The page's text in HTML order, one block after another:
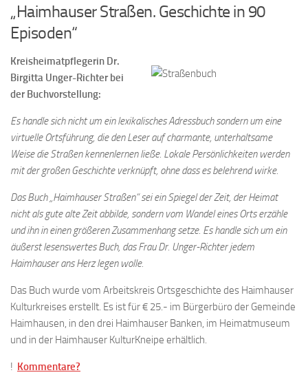
„Haimhauser Straßen. Geschichte in 90
Episoden“
Kreisheimatpflegerin Dr.
Birgitta Unger-Richter bei
der Buchvorstellung:
Es handle sich nicht um ein lexikalisches Adressbuch sondern um eine
virtuelle Ortsführung, die den Leser auf charmante, unterhaltsame
Weise die Straßen kennenlernen ließe. Lokale Persönlichkeiten werden
mit der großen Geschichte verknüpft, ohne dass es belehrend wirke.
Das Buch „Haimhauser Straßen“ sei ein Spiegel der Zeit, der Heimat
nicht als gute alte Zeit abbilde, sondern vom Wandel eines Orts erzähle
und ihn in einen größeren Zusammenhang setze. Es handle sich um ein
äußerst lesenswertes Buch, das Frau Dr. Unger-Richter jedem
Haimhauser ans Herz legen wolle.
Das Buch wurde vom Arbeitskreis Ortsgeschichte des Haimhauser
Kulturkreises erstellt. Es ist für € 25.- im Bürgerbüro der Gemeinde
Haimhausen, in den drei Haimhauser Banken, im Heimatmuseum
und in der Haimhauser KulturKneipe erhältlich.
! Kommentare?